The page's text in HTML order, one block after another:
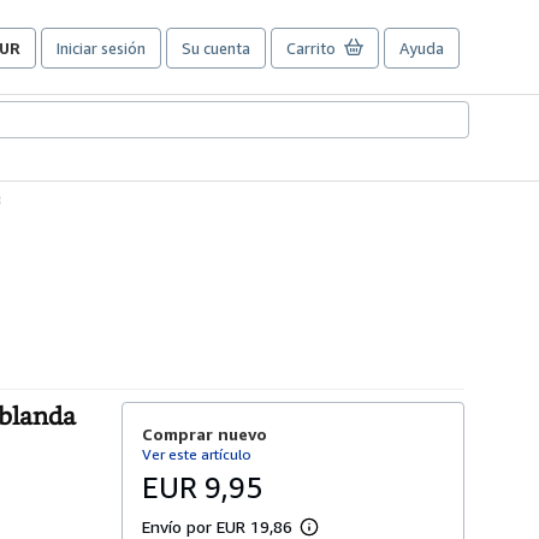
Iniciar sesión Su cuenta Carrito Ayuda
Comprar nuevo
Ver este artículo
EUR 9,95
Envío por EUR 19,86
M